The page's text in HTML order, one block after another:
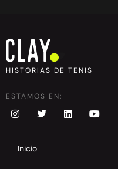
HISTORIAS DE TENIS
ESTAMOS EN:
Inicio